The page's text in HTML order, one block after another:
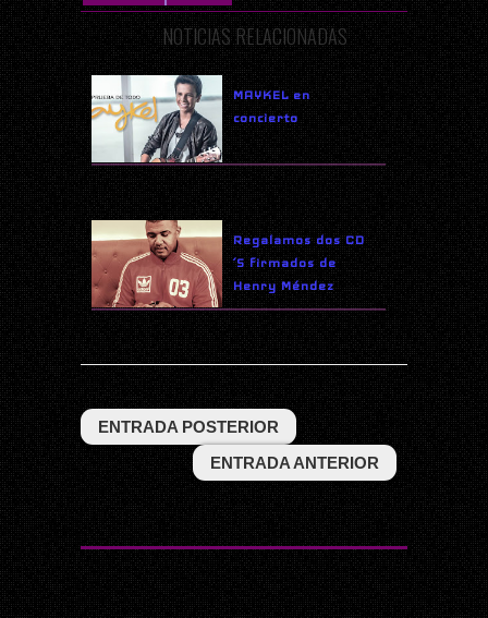
NOTICIAS RELACIONADAS
MAYKEL en
concierto
Regalamos dos CD
´S firmados de
Henry Méndez​
ENTRADA POSTERIOR
ENTRADA ANTERIOR